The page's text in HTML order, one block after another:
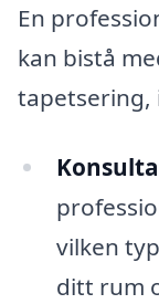
En
kan bistå
tapetsering,
vilken
ditt rum